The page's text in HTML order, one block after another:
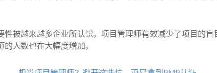
越来越多企业所认识。项目管理师有效减少了项目的盲
人数也在大幅度增加。